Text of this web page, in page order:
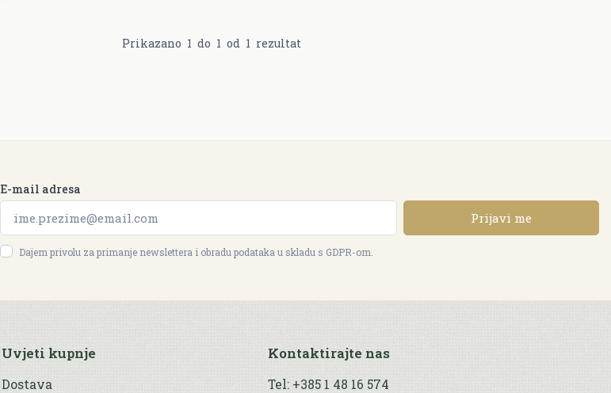
Prikazano 1 do 1 od 1 rezultat
E-mail adresa
Prijavi me
Dajem privolu za primanje newslettera i obradu podataka u skladu s GDPR-om.
Uvjeti kupnje
Dostava
Kontaktirajte nas
Tel: +385 1 48 16 574